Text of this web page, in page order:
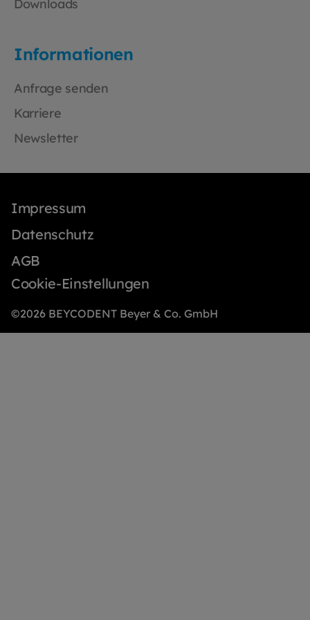
universell: Passt optisch in jede
Praxisumgebung Optional mit Gravur
können Sie die Edelstahlbecher auch mit
individueller Lasergravur bestellen – zum
Logo. Senden Sie hierfür Ihr Logo an
Downloads
Informationen
Anfrage senden
Karriere
Newsletter
Impressum
Datenschutz
AGB
Cookie-Einstellungen
©2026 BEYCODENT Beyer & Co. GmbH